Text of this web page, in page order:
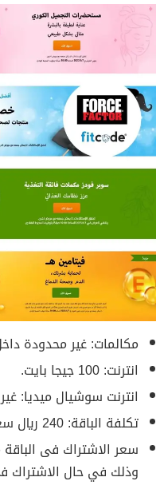
مكالمات: غير محدودة
انترنت: 100 جيجا بايت.
انترنت سوشيال ميديا:
تكلفة الباقة: 240 ريال سعودي.
وذلك في حال الاشتراك